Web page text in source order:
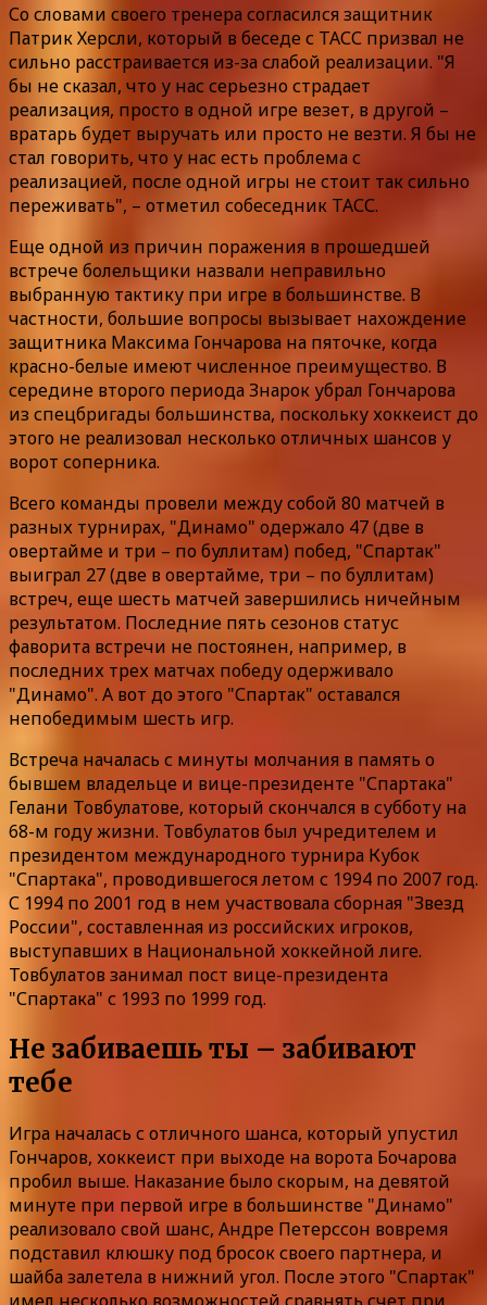
Со словами своего тренера согласился защитник
Патрик Херсли, который в беседе с ТАСС призвал не
сильно расстраивается из-за слабой реализации. "Я
бы не сказал, что у нас серьезно страдает
реализация, просто в одной игре везет, в другой –
вратарь будет выручать или просто не везти. Я бы не
стал говорить, что у нас есть проблема с
реализацией, после одной игры не стоит так сильно
переживать", – отметил собеседник ТАСС.
Еще одной из причин поражения в прошедшей
встрече болельщики назвали неправильно
выбранную тактику при игре в большинстве. В
частности, большие вопросы вызывает нахождение
защитника Максима Гончарова на пяточке, когда
красно-белые имеют численное преимущество. В
середине второго периода Знарок убрал Гончарова
из спецбригады большинства, поскольку хоккеист до
этого не реализовал несколько отличных шансов у
ворот соперника.
Всего команды провели между собой 80 матчей в
разных турнирах, "Динамо" одержало 47 (две в
овертайме и три – по буллитам) побед, "Спартак"
выиграл 27 (две в овертайме, три – по буллитам)
встреч, еще шесть матчей завершились ничейным
результатом. Последние пять сезонов статус
фаворита встречи не постоянен, например, в
последних трех матчах победу одерживало
"Динамо". А вот до этого "Спартак" оставался
непобедимым шесть игр.
Встреча началась с минуты молчания в память о
бывшем владельце и вице-президенте "Спартака"
Гелани Товбулатове, который скончался в субботу на
68-м году жизни. Товбулатов был учредителем и
президентом международного турнира Кубок
"Спартака", проводившегося летом с 1994 по 2007 год.
С 1994 по 2001 год в нем участвовала сборная "Звезд
России", составленная из российских игроков,
выступавших в Национальной хоккейной лиге.
Товбулатов занимал пост вице-президента
"Спартака" с 1993 по 1999 год.
Не забиваешь ты – забивают
тебе
Игра началась с отличного шанса, который упустил
Гончаров, хоккеист при выходе на ворота Бочарова
пробил выше. Наказание было скорым, на девятой
минуте при первой игре в большинстве "Динамо"
реализовало свой шанс, Андре Петерссон вовремя
подставил клюшку под бросок своего партнера, и
шайба залетела в нижний угол. После этого "Спартак"
имел несколько возможностей сравнять счет при